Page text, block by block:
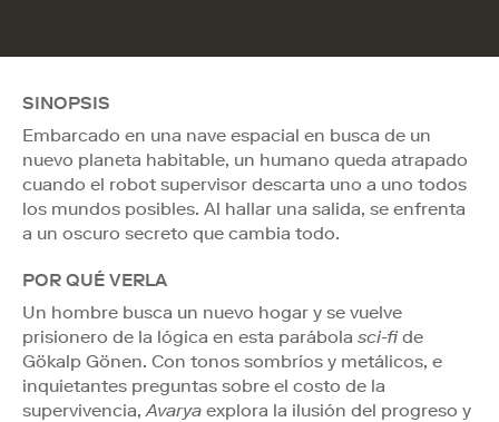
SINOPSIS
Embarcado en una nave espacial en busca de un
nuevo planeta habitable, un humano queda atrapado
cuando el robot supervisor descarta uno a uno todos
los mundos posibles. Al hallar una salida, se enfrenta
a un oscuro secreto que cambia todo.
POR QUÉ VERLA
Un hombre busca un nuevo hogar y se vuelve
prisionero de la lógica en esta parábola sci-fide
Gökalp Gönen. Con tonos sombríos y metálicos, e
inquietantes preguntas sobre el costo de la
supervivencia,Avarya explora la ilusión del progreso y